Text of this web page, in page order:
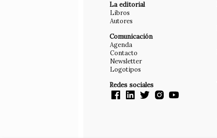
La editorial
Libros
Autores
Comunicación
Agenda
Contacto
Newsletter
Logotipos
Redes sociales